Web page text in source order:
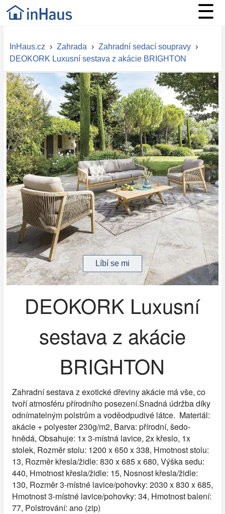
☰
InHaus.cz › Zahrada › Zahradní sedací soupravy ›
DEOKORK Luxusní sestava z akácie BRIGHTON
DEOKORK Luxusní
sestava z akácie
BRIGHTON
Zahradní sestava z exotické dřeviny akácie má vše, co
tvoří atmosféru přírodního posezení.Snadná údržba díky
odnímatelným polstrům a voděodpudivé látce. Materiál:
akácie + polyester 230g/m2, Barva: přírodní, šedo-
hnědá, Obsahuje: 1x 3-místná lavice, 2x křeslo, 1x
stolek, Rozměr stolu: 1200 x 650 x 338, Hmotnost stolu:
13, Rozměr křesla/židle: 830 x 685 x 680, Výška sedu:
440, Hmotnost křesla/židle: 15, Nosnost křesla/židle:
130, Rozměr 3-místné lavice/pohovky: 2030 x 830 x 685,
Hmotnost 3-místné lavice/pohovky: 34, Hmotnost balení:
77, Polstrování: ano (zip)